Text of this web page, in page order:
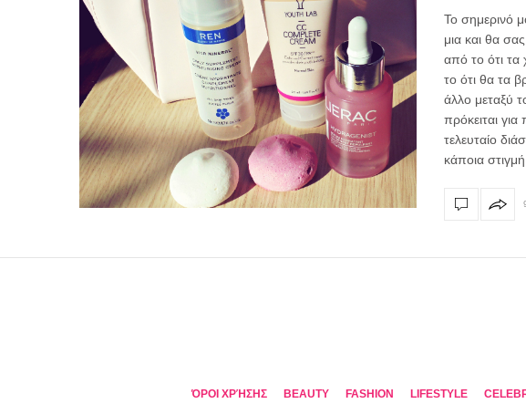
To σημερινό
μια και θα
από το ότι τα
το ότι θα τα
άλλο μεταξύ
πρόκειται
τελευταίο
κάποια
ΌΡΟΙ ΧΡΉΣΗΣ BEAUTY FASHION LIFESTYLE